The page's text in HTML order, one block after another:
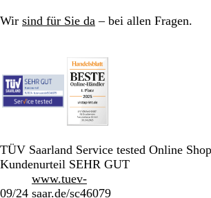
Wir sind für Sie da – bei allen Fragen.
TÜV Saarland Service tested Online
Kundenurteil SEHR GUT
09/24
www.tuev-
saar.de/sc46079